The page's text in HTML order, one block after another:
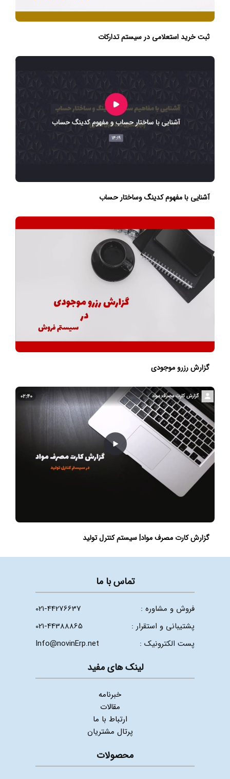
ثبت خرید استعلامی در سیستم تدارکات
آشنایی با مفهوم کدینگ وساختار حساب
گزارش رزرو موجودی
گزارش کارت مصرف مواد| سیستم کنترل تولید
تماس با ما
فروش و مشاوره :
021-44276637
پشتیبانی و استقرار :
021-44388865
پست الکترونیک :
Info@novinErp.net
لینک های مفید
خبرنامه
مقالات
ارتباط با ما
پرتال مشتریان
محصولات